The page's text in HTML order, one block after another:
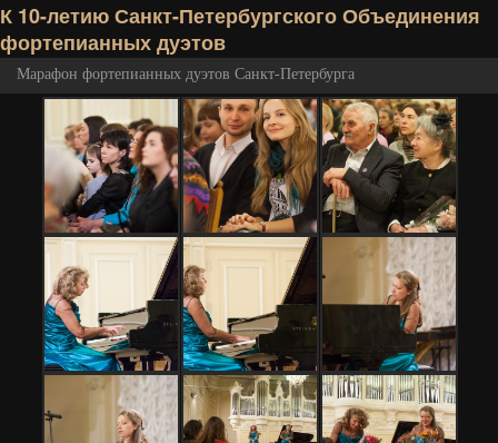
К 10-летию Санкт-Петербургского Объединения
фортепианных дуэтов
Марафон фортепианных дуэтов Санкт-Петербурга